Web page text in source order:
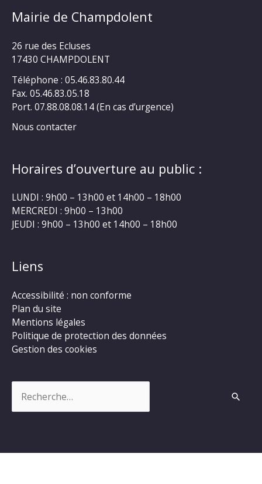
Mairie de Champdolent
26 rue des Ecluses
17430 CHAMPDOLENT
Téléphone : 05.46.83.80.44
Fax. 05.46.83.05.18
Port. 07.88.08.08.14 (En cas d’urgence)
Nous contacter
Horaires d’ouverture au public :
LUNDI : 9h00 – 13h00 et 14h00 – 18h00
MERCREDI : 9h00 – 13h00
JEUDI : 9h00 – 13h00 et 14h00 – 18h00
Liens
Accessibilité : non conforme
Plan du site
Mentions légales
Politique de protection des données
Gestion des cookies